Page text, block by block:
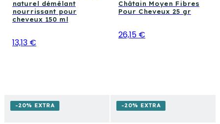
naturel démêlant
nourrissant pour
cheveux 150 ml
13,13 €
Châtain Moyen Fibres
Pour Cheveux 25 gr
26,15 €
-20% EXTRA -20% EXTRA